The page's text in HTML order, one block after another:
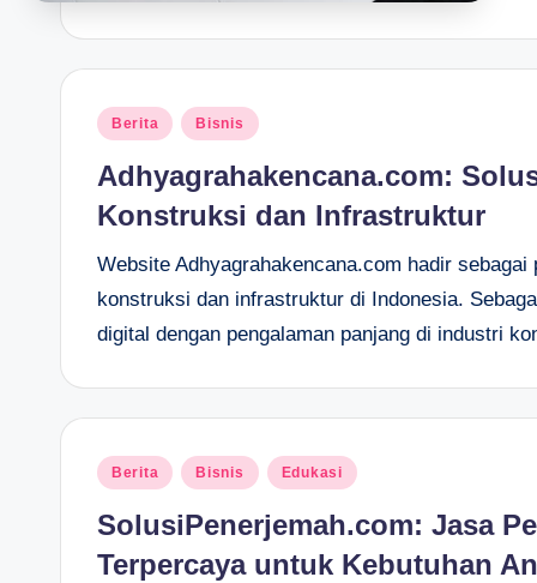
Posted
Berita Bisnis
Adhyagrahakencana.com:
Konstruksi dan Infrastruktur
Website Adhyagrahakencana.com hadir
konstruksi dan infrastruktur di Indonesia.
digital dengan pengalaman panjang di industri
Posted
Berita Bisnis Edukasi
SolusiPenerjemah.com: Jasa
Terpercaya untuk Kebutuhan